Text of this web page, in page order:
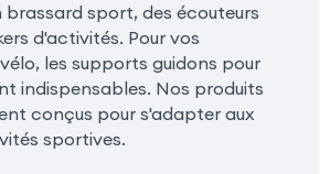
brassard sport, des écouteurs
d'activités. Pour vos
les supports guidons pour
indispensables. Nos produits
conçus pour s'adapter aux
sportives.